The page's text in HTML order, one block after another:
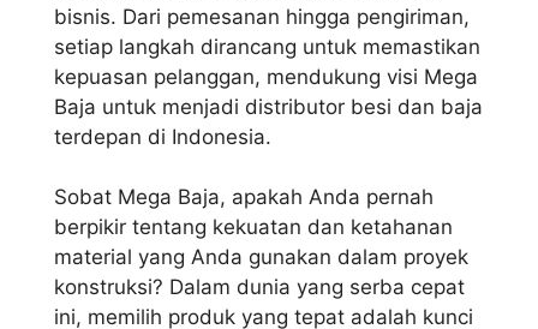
bisnis. Dari pemesanan hingga pengiriman,
setiap langkah dirancang untuk memastikan
kepuasan pelanggan, mendukung visi Mega
Baja untuk menjadi distributor besi dan baja
terdepan di Indonesia.
Sobat Mega Baja, apakah Anda pernah
berpikir tentang kekuatan dan ketahanan
material yang Anda gunakan dalam proyek
konstruksi? Dalam dunia yang serba cepat
ini, memilih produk yang tepat adalah kunci